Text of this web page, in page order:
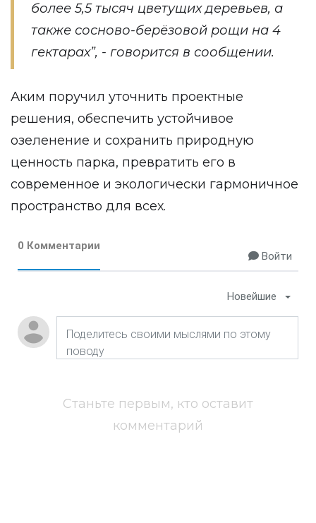
более 5,5 тысяч цветущих деревьев, а
также сосново-берёзовой рощи на 4
гектарах”, - говорится в сообщении.
Аким поручил уточнить проектные
решения, обеспечить устойчивое
озеленение и сохранить природную
ценность парка, превратить его в
современное и экологически гармоничное
пространство для всех.
0 Комментарии
Войти
Новейшие
Станьте первым, кто оставит
комментарий